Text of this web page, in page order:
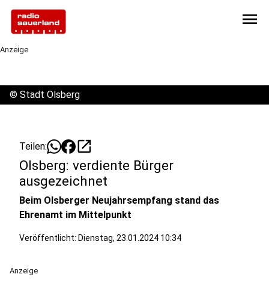
menu
Anzeige
© Stadt Olsberg
Teilen: open_in_new
Olsberg: verdiente Bürger
ausgezeichnet
Beim Olsberger Neujahrsempfang stand das
Ehrenamt im Mittelpunkt
Veröffentlicht: Dienstag, 23.01.2024 10:34
Anzeige